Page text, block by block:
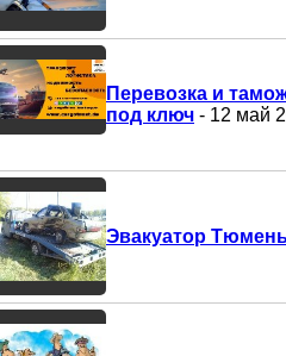
Перевозка и
под ключ - 12 май
Эвакуатор